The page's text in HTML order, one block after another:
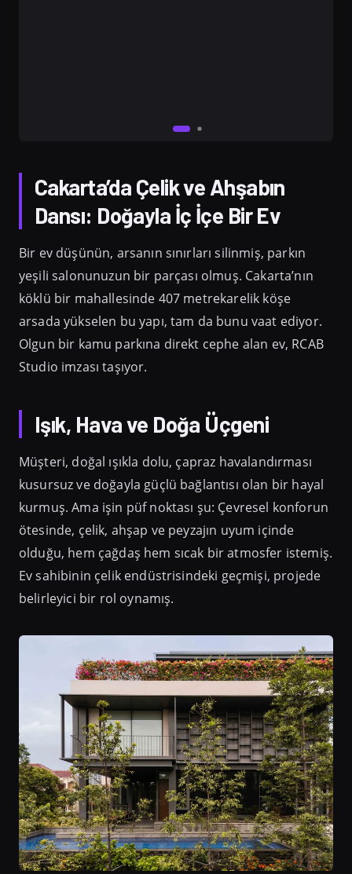
Cakarta’da Çelik ve Ahşabın
Dansı: Doğayla İç İçe Bir Ev
Bir ev düşünün, arsanın sınırları silinmiş, parkın
yeşili salonunuzun bir parçası olmuş. Cakarta’nın
köklü bir mahallesinde 407 metrekarelik köşe
arsada yükselen bu yapı, tam da bunu vaat ediyor.
Olgun bir kamu parkına direkt cephe alan ev, RCAB
Studio imzası taşıyor.
Işık, Hava ve Doğa Üçgeni
Müşteri, doğal ışıkla dolu, çapraz havalandırması
kusursuz ve doğayla güçlü bağlantısı olan bir hayal
kurmuş. Ama işin püf noktası şu: Çevresel konforun
ötesinde, çelik, ahşap ve peyzajın uyum içinde
olduğu, hem çağdaş hem sıcak bir atmosfer istemiş.
Ev sahibinin çelik endüstrisindeki geçmişi, projede
belirleyici bir rol oynamış.